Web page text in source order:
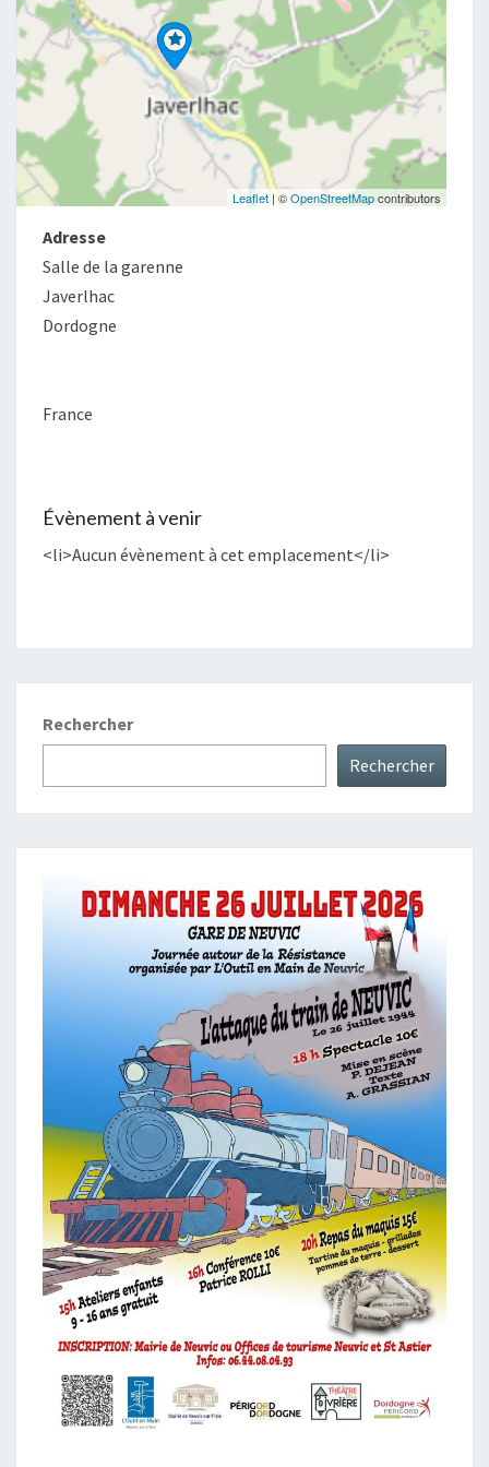
Leaflet | ©OpenStreetMapcontributors
Adresse
Salle de la garenne
Javerlhac
Dordogne
France
Évènement à venir
<li>Aucun évènement à cet emplacement</li>
Rechercher
Rechercher